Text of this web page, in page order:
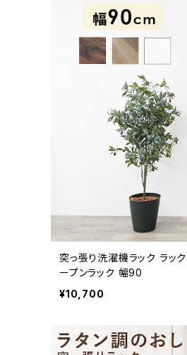
突っ張り洗濯機ラック ラッ
ープンラック 幅90
¥10,700